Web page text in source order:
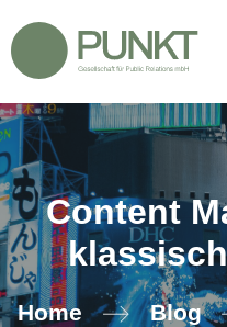
Inhalt
springen
Content
Home Blog